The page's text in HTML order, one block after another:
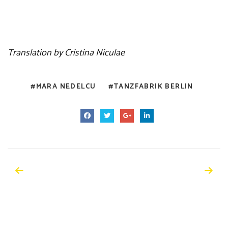
Translation by Cristina Niculae
MARA NEDELCU TANZFABRIK BERLIN